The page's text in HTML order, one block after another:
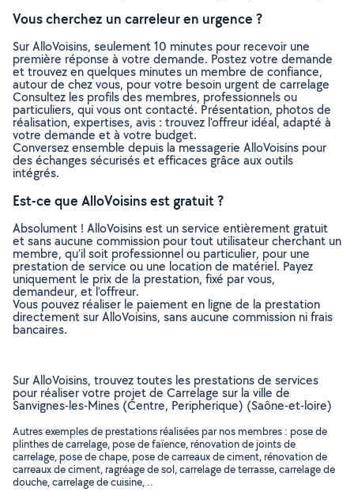
Vous cherchez un carreleur en urgence ?
Sur AlloVoisins, seulement 10 minutes pour recevoir une
première réponse à votre demande. Postez votre demande
et trouvez en quelques minutes un membre de confiance,
autour de chez vous, pour votre besoin urgent de carrelage
Consultez les profils des membres, professionnels ou
particuliers, qui vous ont contacté. Présentation, photos de
réalisation, expertises, avis : trouvez l'offreur idéal, adapté à
votre demande et à votre budget.
Conversez ensemble depuis la messagerie AlloVoisins pour
des échanges sécurisés et efficaces grâce aux outils
intégrés.
Est-ce que AlloVoisins est gratuit ?
Absolument ! AlloVoisins est un service entièrement gratuit
et sans aucune commission pour tout utilisateur cherchant un
membre, qu’il soit professionnel ou particulier, pour une
prestation de service ou une location de matériel. Payez
uniquement le prix de la prestation, fixé par vous,
demandeur, et l’offreur.
Vous pouvez réaliser le paiement en ligne de la prestation
directement sur AlloVoisins, sans aucune commission ni frais
bancaires.
Sur AlloVoisins, trouvez toutes les prestations de services
pour réaliser votre projet de Carrelage sur la ville de
Sanvignes-les-Mines (Centre, Peripherique) (Saône-et-loire)
Autres exemples de prestations réalisées par nos membres : pose de
plinthes de carrelage, pose de faïence, rénovation de joints de
carrelage, pose de chape, pose de carreaux de ciment, rénovation de
carreaux de ciment, ragréage de sol, carrelage de terrasse, carrelage de
douche, carrelage de cuisine, ..